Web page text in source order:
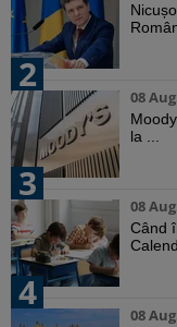
2
08
la ...
3
08
Când
4
08